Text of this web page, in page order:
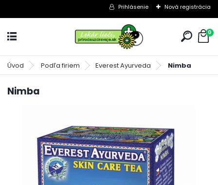
Prihlásenie Nová registrácia
0
Úvod Podľa firiem Everest Ayurveda Nimba
Nimba